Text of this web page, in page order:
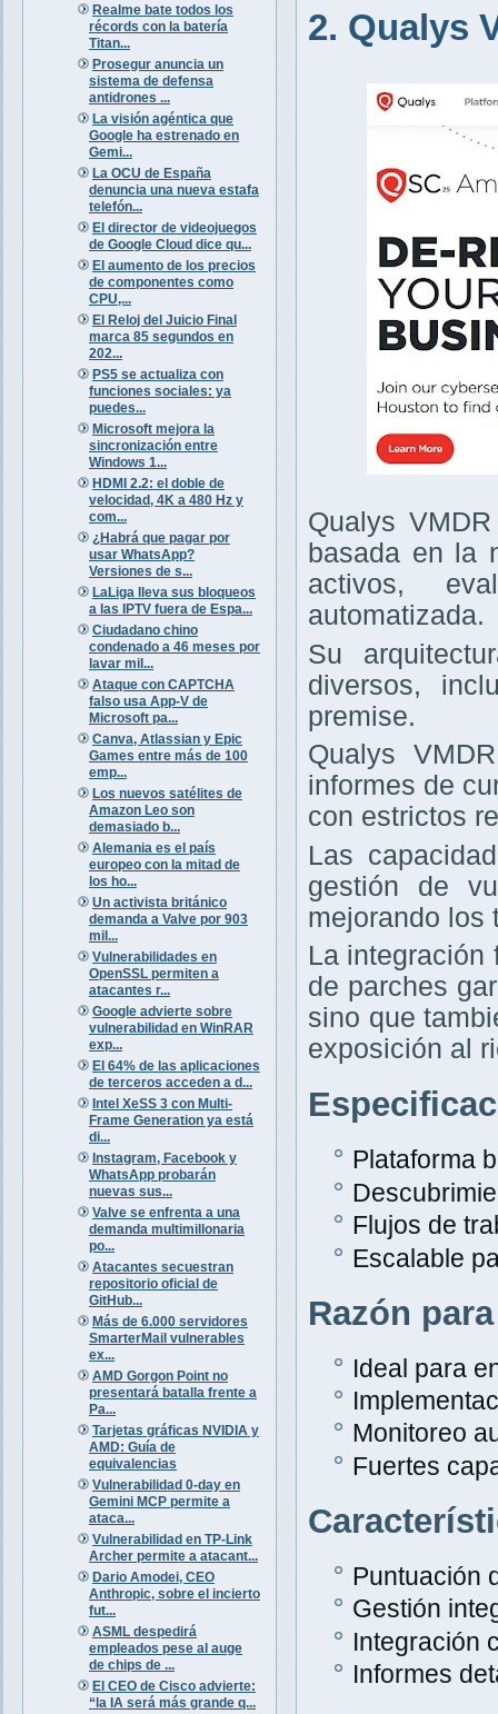
Realme bate todos los
récords con la batería
Titan...
Prosegur anuncia un
sistema de defensa
antidrones ...
La visión agéntica que
Google ha estrenado en
Gemi...
La OCU de España
denuncia una nueva estafa
telefón...
El director de videojuegos
de Google Cloud dice qu...
El aumento de los precios
de componentes como
CPU,...
El Reloj del Juicio Final
marca 85 segundos en
202...
PS5 se actualiza con
funciones sociales: ya
puedes...
Microsoft mejora la
sincronización entre
Windows 1...
HDMI 2.2: el doble de
velocidad, 4K a 480 Hz y
com...
¿Habrá que pagar por
usar WhatsApp?
Versiones de s...
LaLiga lleva sus bloqueos
a las IPTV fuera de Espa...
Ciudadano chino
condenado a 46 meses por
lavar mil...
Ataque con CAPTCHA
falso usa App-V de
Microsoft pa...
Canva, Atlassian y Epic
Games entre más de 100
emp...
Los nuevos satélites de
Amazon Leo son
demasiado b...
Alemania es el país
europeo con la mitad de
los ho...
Un activista británico
demanda a Valve por 903
mil...
Vulnerabilidades en
OpenSSL permiten a
atacantes r...
Google advierte sobre
vulnerabilidad en WinRAR
exp...
El 64% de las aplicaciones
de terceros acceden a d...
Intel XeSS 3 con Multi-
Frame Generation ya está
di...
Instagram, Facebook y
WhatsApp probarán
nuevas sus...
Valve se enfrenta a una
demanda multimillonaria
po...
Atacantes secuestran
repositorio oficial de
GitHub...
Más de 6.000 servidores
SmarterMail vulnerables
ex...
AMD Gorgon Point no
presentará batalla frente a
Pa...
Tarjetas gráficas NVIDIA y
AMD: Guía de
equivalencias
Vulnerabilidad 0-day en
Gemini MCP permite a
ataca...
Vulnerabilidad en TP-Link
Archer permite a atacant...
Dario Amodei, CEO
Anthropic, sobre el incierto
fut...
ASML despedirá
empleados pese al auge
de chips de ...
El CEO de Cisco advierte:
“la IA será más grande q...
2. Qualys
Qualys
basada en la
activos,
automatizada.
Su
diversos,
premise.
Qualys
informes de
con estrictos
Las
gestión de
mejorando los
La integración
de parches
sino que
exposición al
Plataforma
Flujos de
Escalable
Razón
Ideal para
Monitoreo
Fuertes
Puntuación
Gestión
Integración
Informes